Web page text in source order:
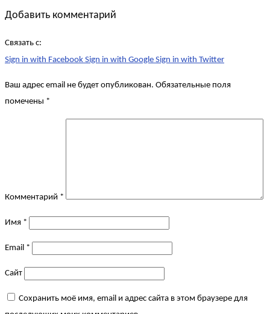
Добавить комментарий
Связать с:
Sign in with Facebook Sign in with Google Sign in with Twitter
Ваш адрес email не будет опубликован. Обязательные поля
помечены *
Комментарий *
Имя *
Email *
Сайт
Сохранить моё имя, email и адрес сайта в этом браузере для